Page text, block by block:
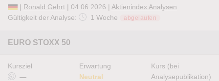
| Ronald Gehrt | 04.06.2026 | Aktienindex Analysen
Gültigkeit der Analyse:
1 Woche abgelaufen
EURO STOXX 50
Kursziel
—
Erwartung
Neutral
Kurs (bei
Analysepublikation)